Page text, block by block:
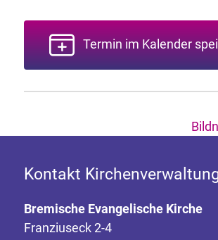
Termin im Kalender
Kontakt
Bremische Evangelische Kirche
Franziuseck 2-4